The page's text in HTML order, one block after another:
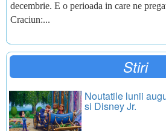
decembrie. E o perioada in care ne
Craciun:...
Stiri
Noutatile lunii
si Disney Jr.